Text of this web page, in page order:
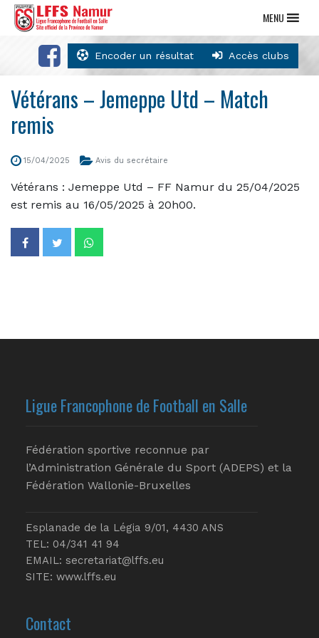
Encoder un résultat Accès clubs
MENU
Vétérans – Jemeppe Utd – Match
remis
15/04/2025 Avis du secrétaire
Vétérans : Jemeppe Utd – FF Namur du 25/04/2025
est remis au 16/05/2025 à 20h00.
Ligue Francophone de Football en Salle
Fédération sportive reconnue par
l’Administration Générale du Sport (ADEPS) et la
Fédération Wallonie-Bruxelles
Esplanade de la Légia 9/01, 4430 ANS
TEL: 04/341 41 94
EMAIL: secretariat@lffs.eu
SITE: www.lffs.eu
Contact